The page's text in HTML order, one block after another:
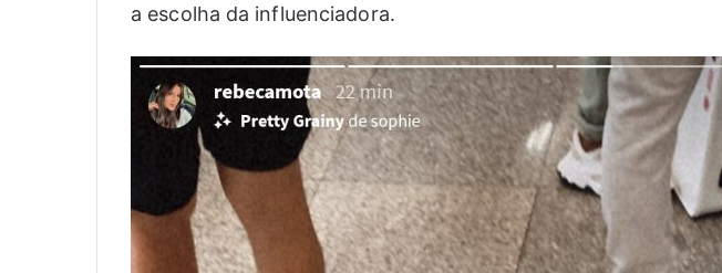
a escolha da influenciadora.